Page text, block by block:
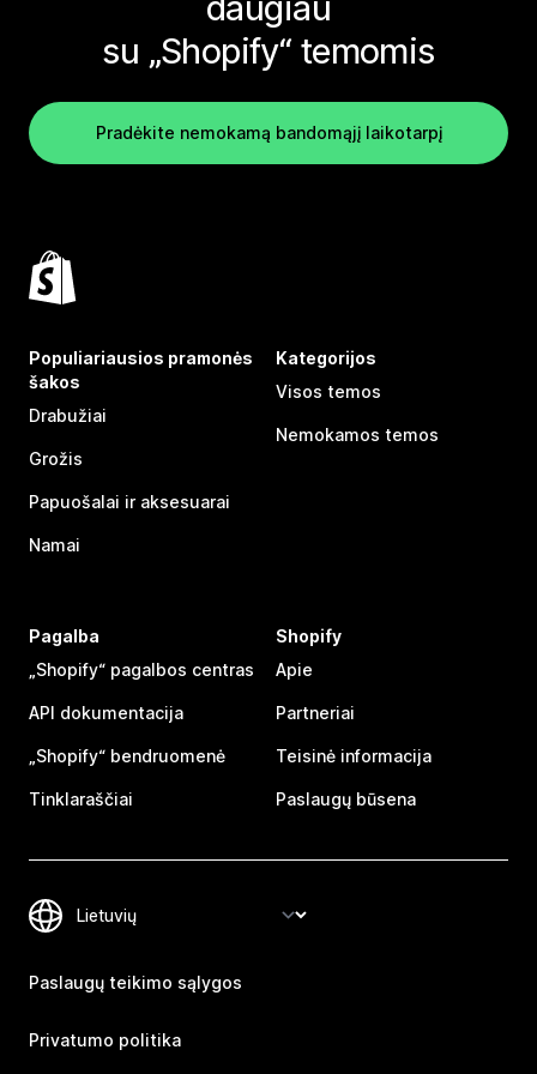
su „Shopify“ temomis
Pradėkite nemokamą bandomąjį laikotarpį
Populiariausios pramonės
šakos
Drabužiai
Grožis
Papuošalai ir aksesuarai
Namai
Kategorijos
Visos temos
Nemokamos temos
Pagalba
„Shopify“ pagalbos centras
API dokumentacija
„Shopify“ bendruomenė
Tinklaraščiai
Shopify
Apie
Partneriai
Teisinė informacija
Paslaugų būsena
Paslaugų teikimo sąlygos
Privatumo politika